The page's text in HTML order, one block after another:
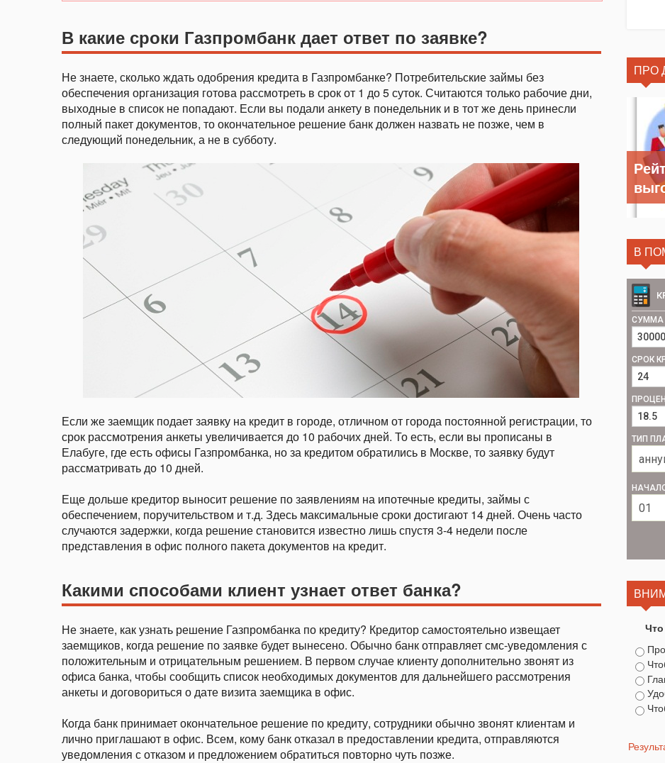
В какие сроки Газпромбанк дает ответ по заявке?
Не знаете, сколько ждать одобрения кредита в Газпромбанке? Потребительские займы без
обеспечения организация готова рассмотреть в срок от 1 до 5 суток. Считаются только рабочие дни,
выходные в список не попадают. Если вы подали анкету в понедельник и в тот же день принесли
полный пакет документов, то окончательное решение банк должен назвать не позже, чем в
следующий понедельник, а не в субботу.
Если же заемщик подает заявку на кредит в городе, отличном от города постоянной регистрации, то
срок рассмотрения анкеты увеличивается до 10 рабочих дней. То есть, если вы прописаны в
Елабуге, где есть офисы Газпромбанка, но за кредитом обратились в Москве, то заявку будут
рассматривать до 10 дней.
Еще дольше кредитор выносит решение по заявлениям на ипотечные кредиты, займы с
обеспечением, поручительством и т.д. Здесь максимальные сроки достигают 14 дней. Очень часто
случаются задержки, когда решение становится известно лишь спустя 3-4 недели после
представления в офис полного пакета документов на кредит.
Какими способами клиент узнает ответ банка?
Не знаете, как узнать решение Газпромбанка по кредиту? Кредитор самостоятельно извещает
заемщиков, когда решение по заявке будет вынесено. Обычно банк отправляет смс-уведомления с
положительным и отрицательным решением. В первом случае клиенту дополнительно звонят из
офиса банка, чтобы сообщить список необходимых документов для дальнейшего рассмотрения
анкеты и договориться о дате визита заемщика в офис.
Когда банк принимает окончательное решение по кредиту, сотрудники обычно звонят клиентам и
лично приглашают в офис. Всем, кому банк отказал в предоставлении кредита, отправляются
уведомления с отказом и предложением обратиться повторно чуть позже.
ПРО
В
СУММА
СРОК
ТИП